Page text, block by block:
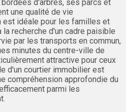
d'arbres, ses parcs et
une qualité de vie
est idéale pour les familles et
recherche d'un cadre paisible
par les transports en commun,
minutes du centre-ville de
attractive pour ceux
d'un courtier immobilier est
compréhension approfondie du
parmi les